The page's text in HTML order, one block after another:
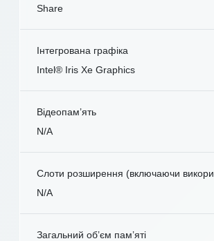
Share
Інтегрована графіка
Intel® Iris Xe Graphics
Відеопам’ять
N/A
Слоти розширення (включаючи
N/A
Загальний об’єм пам’яті